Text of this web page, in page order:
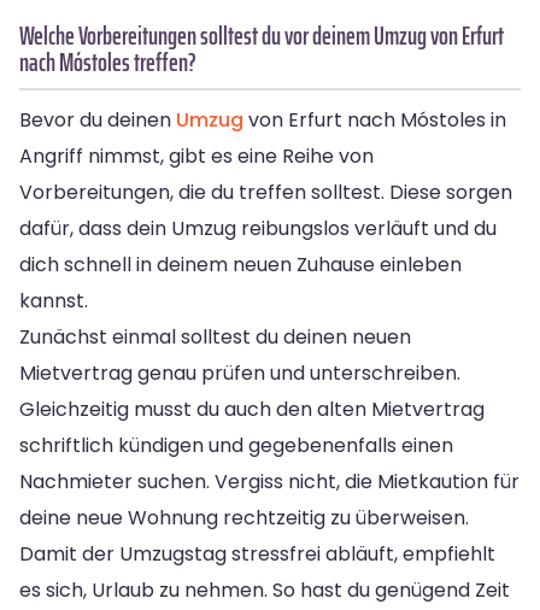
Welche Vorbereitungen solltest du vor deinem Umzug von Erfurt
nach Móstoles treffen?
Bevor du deinen Umzug von Erfurt nach Móstoles in
Angriff nimmst, gibt es eine Reihe von
Vorbereitungen, die du treffen solltest. Diese sorgen
dafür, dass dein Umzug reibungslos verläuft und du
dich schnell in deinem neuen Zuhause einleben
kannst.
Zunächst einmal solltest du deinen neuen
Mietvertrag genau prüfen und unterschreiben.
Gleichzeitig musst du auch den alten Mietvertrag
schriftlich kündigen und gegebenenfalls einen
Nachmieter suchen. Vergiss nicht, die Mietkaution für
deine neue Wohnung rechtzeitig zu überweisen.
Damit der Umzugstag stressfrei abläuft, empfiehlt
es sich, Urlaub zu nehmen. So hast du genügend Zeit